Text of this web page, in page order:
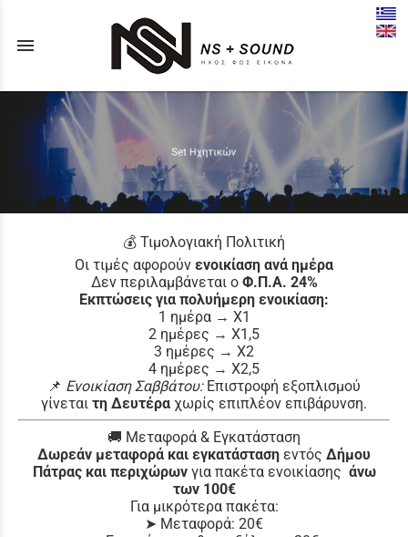
menu
💰 Τιμολογιακή Πολιτική
Οι τιμές αφορούν ενοικίαση ανά ημέρα
Δεν περιλαμβάνεται ο Φ.Π.Α. 24%
Εκπτώσεις για πολυήμερη ενοικίαση:
1 ημέρα → Χ1
2 ημέρες → Χ1,5
3 ημέρες → Χ2
4 ημέρες → Χ2,5
📌 Ενοικίαση Σαββάτου: Επιστροφή εξοπλισμού
γίνεται τη Δευτέρα χωρίς επιπλέον επιβάρυνση.
🚚 Μεταφορά & Εγκατάσταση
Δωρεάν μεταφορά και εγκατάσταση εντός Δήμου
Πάτρας και περιχώρων για πακέτα ενοικίασης άνω
των 100€
Για μικρότερα πακέτα:
➤ Μεταφορά: 20€